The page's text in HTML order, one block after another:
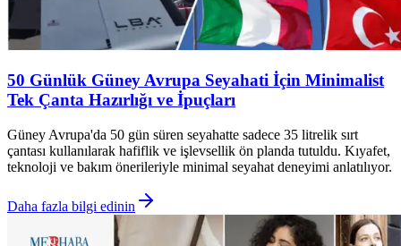
50 Günlük Güney Avrupa Seyahati İçin Minimalist
Tek Çanta Hazırlığı ve İpuçları
Güney Avrupa'da 50 gün süren seyahatte sadece 35 litrelik sırt
çantası kullanılarak hafiflik ve işlevsellik ön planda tutuldu. Kıyafet,
teknoloji ve bakım önerileriyle minimal seyahat deneyimi anlatılıyor.
Daha fazla bilgi edinin